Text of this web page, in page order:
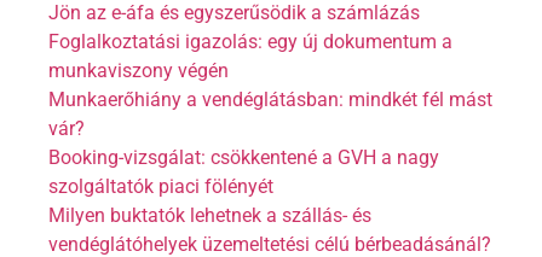
Jön az e-áfa és egyszerűsödik a számlázás
Foglalkoztatási igazolás: egy új dokumentum a
munkaviszony végén
Munkaerőhiány a vendéglátásban: mindkét fél mást
vár?
Booking-vizsgálat: csökkentené a GVH a nagy
szolgáltatók piaci fölényét
Milyen buktatók lehetnek a szállás- és
vendéglátóhelyek üzemeltetési célú bérbeadásánál?